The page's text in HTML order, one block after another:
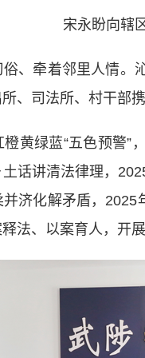
宋永盼向辖
牵着邻里人情。
、司法所、村干部携
绿蓝“五色预警”
话讲清法律理，
济化解矛盾，2025
法、以案育人，开